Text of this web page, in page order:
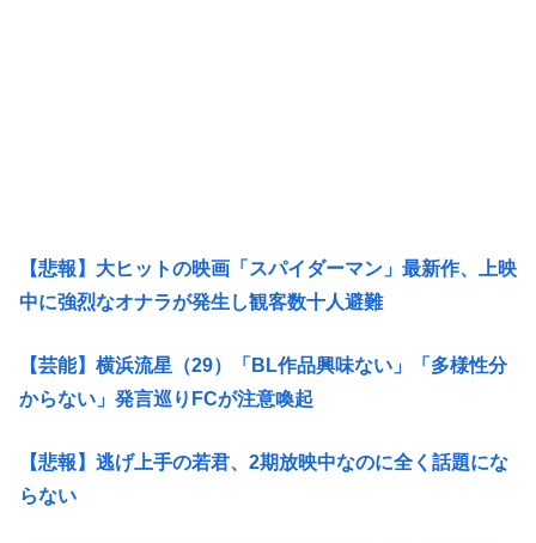
【悲報】大ヒットの映画「スパイダーマン」最新作、上映
中に強烈なオナラが発生し観客数十人避難
【芸能】横浜流星（29）「BL作品興味ない」「多様性分
からない」発言巡りFCが注意喚起
【悲報】逃げ上手の若君、2期放映中なのに全く話題にな
らない